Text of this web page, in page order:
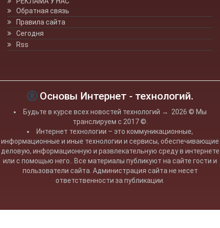
Обратная связь
Правила сайта
Сегодня
Rss
Основы Интернет - технологий.
Будьте в курсе всех новостей технологий → 2026 © Мы
транслируем с 2017 ©.
Интернет технологии – это коммуникационные,
информационные и иные технологии и сервисы, обеспечивающие
деловую, информационную и развлекательную среду в интернете
или с помощью него.. Все материалы публикуют на сайте гости и
пользователи сайта. Администрация сайта не несет
ответственности за публикации.